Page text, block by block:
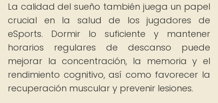
La calidad del sueño también juega un papel
crucial en la salud de los jugadores de
eSports. Dormir lo suficiente y mantener
horarios regulares de descanso puede
mejorar la concentración, la memoria y el
rendimiento cognitivo, así como favorecer la
recuperación muscular y prevenir lesiones.